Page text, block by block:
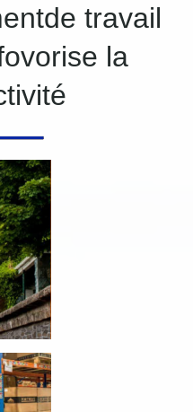
travail
la